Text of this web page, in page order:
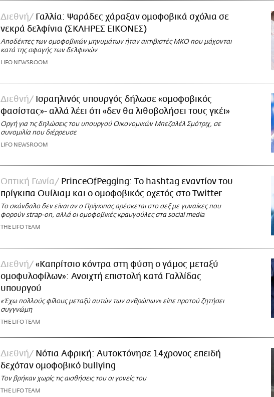
Διεθνή
Γαλλία: Ψαράδες χάραξαν ομοφοβικά σχόλια σε
νεκρά δελφίνια (ΣΚΛΗΡΕΣ ΕΙΚΟΝΕΣ)
Αποδέκτες των ομοφοβικών μηνυμάτων ήταν ακτιβιστές ΜΚΟ που μάχονται
κατά της σφαγής των δελφινιών
LIFO NEWSROOM
Διεθνή
Ισραηλινός υπουργός δήλωσε «ομοφοβικός
φασίστας»- αλλά λέει ότι «δεν θα λιθοβολήσει τους γκέι»
Οργή για τις δηλώσεις του υπουργού Οικονομικών Μπεζαλέλ Σμότριχ, σε
συνομιλία που διέρρευσε
LIFO NEWSROOM
Οπτική Γωνία
PrinceOfPegging: Το hashtag εναντίον του
πρίγκιπα Ουίλιαμ και ο ομοφοβικός οχετός στο Twitter
Το σκάνδαλο δεν είναι αν ο Πρίγκιπας αρέσκεται στο σεξ με γυναίκες που
φορούν strap-on, αλλά οι ομοφοβικές κραυγούλες στα social media
THE LIFO TEAM
Διεθνή
«Καπρίτσιο κόντρα στη φύση ο γάμος μεταξύ
ομοφυλοφίλων»: Ανοιχτή επιστολή κατά Γαλλίδας
υπουργού
«Έχω πολλούς φίλους μεταξύ αυτών των ανθρώπων» είπε προτού ζητήσει
συγγνώμη
THE LIFO TEAM
Διεθνή
Νότια Αφρική: Αυτοκτόνησε 14χρονος επειδή
δεχόταν ομοφοβικό bullying
Τον βρήκαν χωρίς τις αισθήσεις του οι γονείς του
THE LIFO TEAM